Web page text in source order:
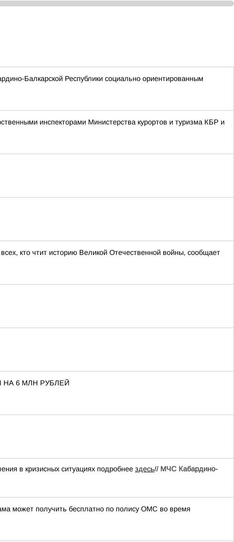
Балкарской Республики социально ориентированным
инспекторами Министерства курортов и туризма КБР и
кто чтит историю Великой Отечественной войны, сообщает
НА 6 МЛН РУБЛЕЙ
в кризисных ситуациях подробнее здесь// МЧС Кабардино-
может получить бесплатно по полису ОМС во время